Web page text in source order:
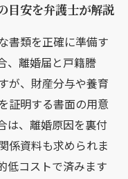
目安を弁護士が解説
書類を正確に準備す
、離婚届と戸籍謄
が、財産分与や養育
証明する書面の用意
は、離婚原因を裏付
係資料も求められま
低コストで済みます